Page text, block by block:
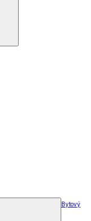
Bytový